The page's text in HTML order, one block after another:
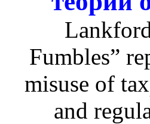
Fumbles”
misuse of
and